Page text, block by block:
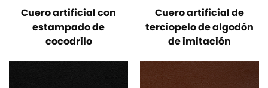
Cuero artificial con
estampado de
cocodrilo
Cuero artificial de
terciopelo de algodón
de imitación